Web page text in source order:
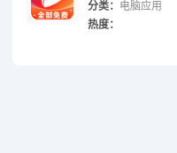
分类： 电脑应用
热度：